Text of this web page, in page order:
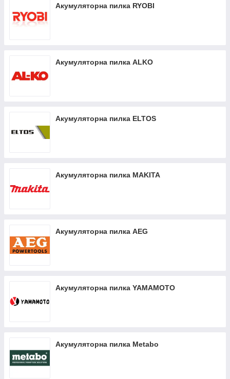
Акумуляторна пилка RYOBI
Акумуляторна пилка ALKO
Акумуляторна пилка ELTOS
Акумуляторна пилка MAKITA
Акумуляторна пилка AEG
Акумуляторна пилка YAMAMOTO
Акумуляторна пилка Metabo